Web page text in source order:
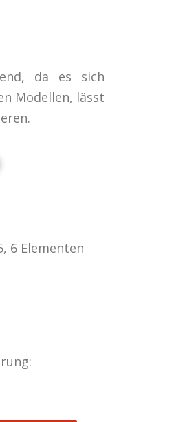
da es sich
Modellen, lässt
6 Elementen